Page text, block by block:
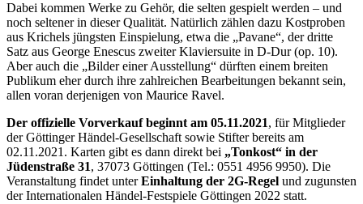
Dabei kommen Werke zu Gehör, die selten gespielt werden – und
noch seltener in dieser Qualität. Natürlich zählen dazu Kostproben
aus Krichels jüngsten Einspielung, etwa die „Pavane“, der dritte
Satz aus George Enescus zweiter Klaviersuite in D-Dur (op. 10).
Aber auch die „Bilder einer Ausstellung“ dürften einem breiten
Publikum eher durch ihre zahlreichen Bearbeitungen bekannt sein,
allen voran derjenigen von Maurice Ravel.
Der offizielle Vorverkauf beginnt am 05.11.2021, für Mitglieder
der Göttinger Händel-Gesellschaft sowie Stifter bereits am
02.11.2021. Karten gibt es dann direkt bei „Tonkost“ in der
Jüdenstraße 31, 37073 Göttingen (Tel.: 0551 4956 9950). Die
Veranstaltung findet unterEinhaltung der 2G-Regel und zugunsten
der Internationalen Händel-Festspiele Göttingen 2022 statt.